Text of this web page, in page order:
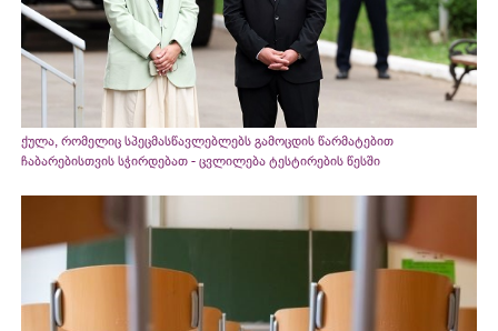
ქულა, რომელიც სპეცმასწავლებლებს გამოცდის წარმატებით
ჩაბარებისთვის სჭირდებათ - ცვლილება ტესტირების წესში